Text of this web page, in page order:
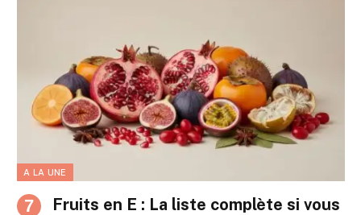
A LA UNE
Fruits en E : La liste complète si vous